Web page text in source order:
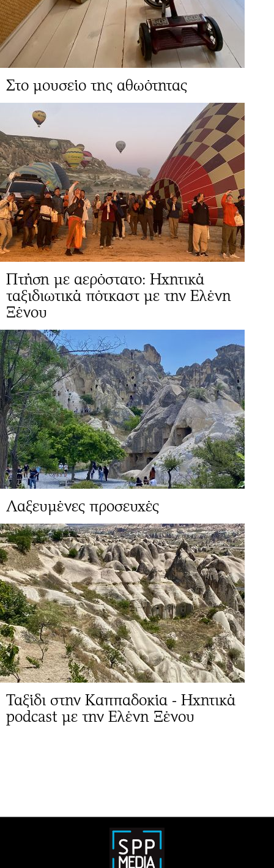
Στο μουσείο της αθωότητας
Πτήση με αερόστατο: Ηχητικά
ταξιδιωτικά πότκαστ με την Ελένη
Ξένου
Λαξευμένες προσευχές
Ταξίδι στην Καππαδοκία - Ηχητικά
podcast με την Ελένη Ξένου